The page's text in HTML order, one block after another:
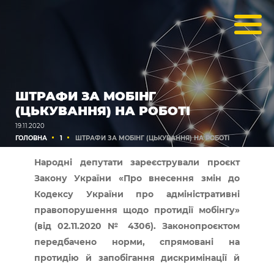
ШТРАФИ ЗА МОБІНГ
(ЦЬКУВАННЯ) НА РОБОТІ
19.11.2020
ГОЛОВНА
1 ШТРАФИ ЗА МОБІНГ (ЦЬКУВАННЯ) НА РОБОТІ
Народні депутати зареєстрували проєкт
Закону України «Про внесення змін до
Кодексу України про адміністративні
правопорушення щодо протидії мобінгу»
(від 02.11.2020 № 4306). Законопроєктом
передбачено норми, спрямовані на
протидію й запобігання дискримінації й